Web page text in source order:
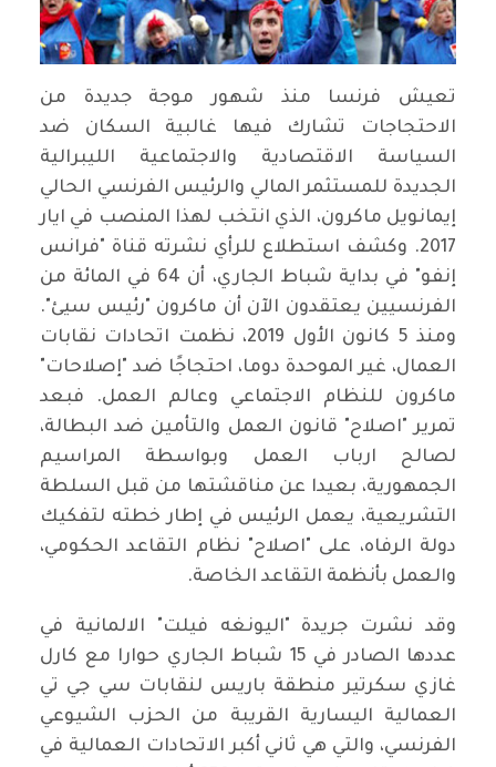
تعيش فرنسا منذ شهور موجة جديدة من
الاحتجاجات تشارك فيها غالبية السكان ضد
السياسة الاقتصادية والاجتماعية الليبرالية
الجديدة للمستثمر المالي والرئيس الفرنسي الحالي
إيمانويل ماكرون، الذي انتخب لهذا المنصب في ايار
2017. وكشف استطلاع للرأي نشرته قناة "فرانس
إنفو" في بداية شباط الجاري، أن 64 في المائة من
الفرنسيين يعتقدون الآن أن ماكرون "رئيس سيئ".
ومنذ 5 كانون الأول 2019، نظمت اتحادات نقابات
العمال، غير الموحدة دوما، احتجاجًا ضد "إصلاحات"
ماكرون للنظام الاجتماعي وعالم العمل. فبعد
تمرير "اصلاح" قانون العمل والتأمين ضد البطالة،
لصالح ارباب العمل وبواسطة المراسيم
الجمهورية، بعيدا عن مناقشتها من قبل السلطة
التشريعية، يعمل الرئيس في إطار خطته لتفكيك
دولة الرفاه، على "اصلاح" نظام التقاعد الحكومي،
والعمل بأنظمة التقاعد الخاصة.
وقد نشرت جريدة "اليونغه فيلت" الالمانية في
عددها الصادر في 15 شباط الجاري حوارا مع كارل
غازي سكرتير منطقة باريس لنقابات سي جي تي
العمالية اليسارية القريبة من الحزب الشيوعي
الفرنسي، والتي هي ثاني أكبر الاتحادات العمالية في